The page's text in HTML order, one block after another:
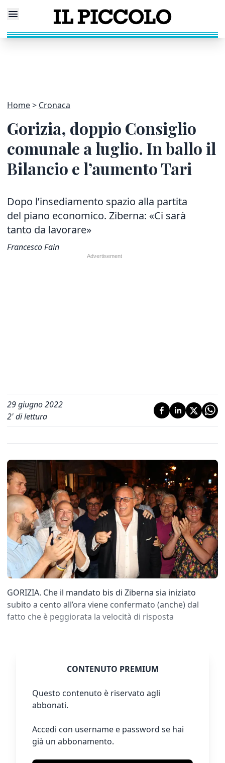
Home Cronaca
Gorizia, doppio Consiglio
comunale a luglio. In ballo il
Bilancio e l’aumento Tari
Dopo l’insediamento spazio alla partita
del piano economico. Ziberna: «Ci sarà
tanto da lavorare»
Francesco Fain
29 giugno 2022
2' di lettura
GORIZIA. Che il mandato bis di Ziberna sia iniziato
subito a cento all’ora viene confermato (anche) dal
fatto che è peggiorata la velocità di risposta
CONTENUTO PREMIUM
Questo contenuto è riservato agli
abbonati.
Accedi con username e password se hai
già un abbonamento.